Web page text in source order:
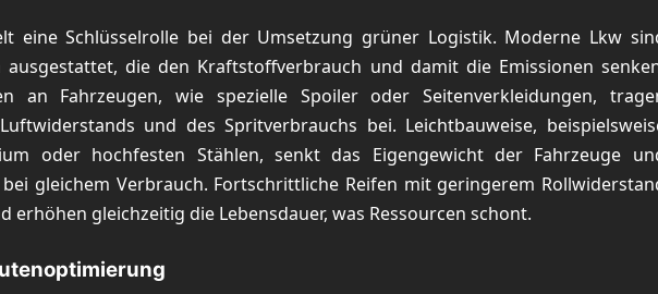
eine Schlüsselrolle bei der Umsetzung grüner Logistik. Moderne Lkw
die den Kraftstoffverbrauch und damit die Emissionen
an Fahrzeugen, wie spezielle Spoiler oder Seitenverkleidungen,
und des Spritverbrauchs bei. Leichtbauweise,
oder hochfesten Stählen, senkt das Eigengewicht der Fahrzeuge
gleichem Verbrauch. Fortschrittliche Reifen mit geringerem
erhöhen gleichzeitig die Lebensdauer, was Ressourcen schont.